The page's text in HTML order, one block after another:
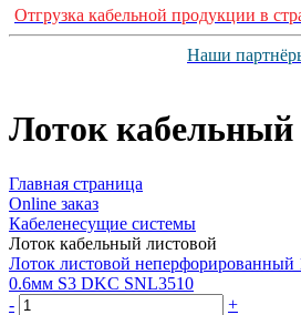
Отгрузка кабельной продукции в
Наши
Лоток кабельный
Главная страница
Оnline заказ
Кабеленесущие системы
Лоток кабельный листовой
Лоток листовой неперфорированный
0.6мм S3 DKC SNL3510
-
+